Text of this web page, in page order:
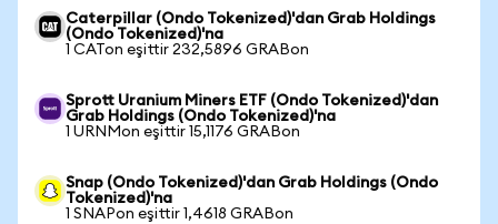
Caterpillar (Ondo Tokenized)'dan Grab Holdings
(Ondo Tokenized)'na
1 CATon eşittir 232,5896 GRABon
Sprott Uranium Miners ETF (Ondo Tokenized)'dan
Grab Holdings (Ondo Tokenized)'na
1 URNMon eşittir 15,1176 GRABon
Snap (Ondo Tokenized)'dan Grab Holdings (Ondo
Tokenized)'na
1 SNAPon eşittir 1,4618 GRABon